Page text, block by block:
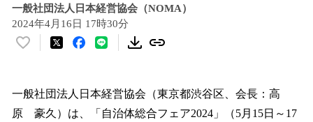
一般社団法人日本経営協会（NOMA）
2024年4月16日 17時30分
い
！
数
一般社団法人日本経営協会（東京都渋谷区、会長：高
原 豪久）は、「自治体総合フェア2024」（5月15日～17